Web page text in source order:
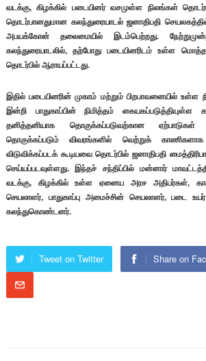
வடக்கு, கிழக்கில் படையினர் வசமுள்ள நிலங்கள்
தொடர்பானதுமான கலந்துரையாடல் ஜனாதிபதி
அபயக்கோன் தலைமையில் இடம்பெற்றது.
கலந்துரையாடலில், தற்போது படையினரிடம் உள்ள
தொடர்பில் ஆராயப்பட்டது.
இதில் படையினரின் முகாம் மற்றும் பிறபாவனையில் உள்ள
இன்றி பாதுகாப்பின் நிமித்தம்
தனித்தனியாக தொகுக்கப்படுவற்கான
தொகுக்கப்படும் விவரங்களில் வெற்றுக்
விடுவிக்கப்படக் கூடியவை தொடர்பில் ஜனாதிபதி
செய்யப்படவுள்ளது. இந்தச் சந்திப்பில் மன்னார்
வடக்கு, கிழக்கில் உள்ள ஏனைய அரச அதிபர்கள்,
செயலாளர், பாதுகாப்பு அமைச்சின் செயலாளர், படை
கலந்துகொண்டனர்.
Tweet on Twitter Share on